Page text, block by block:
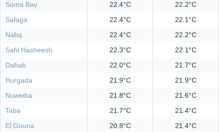
Soma Bay
22.4°C
22.2°C
Safaga
22.4°C
22.1°C
Nabq
22.4°C
22.2°C
Sahl Hasheesh
22.3°C
22.1°C
Dahab
22.0°C
21.7°C
Hurgada
21.9°C
21.9°C
Nuweiba
21.8°C
21.6°C
Taba
21.7°C
21.4°C
El Gouna
20.8°C
21.4°C